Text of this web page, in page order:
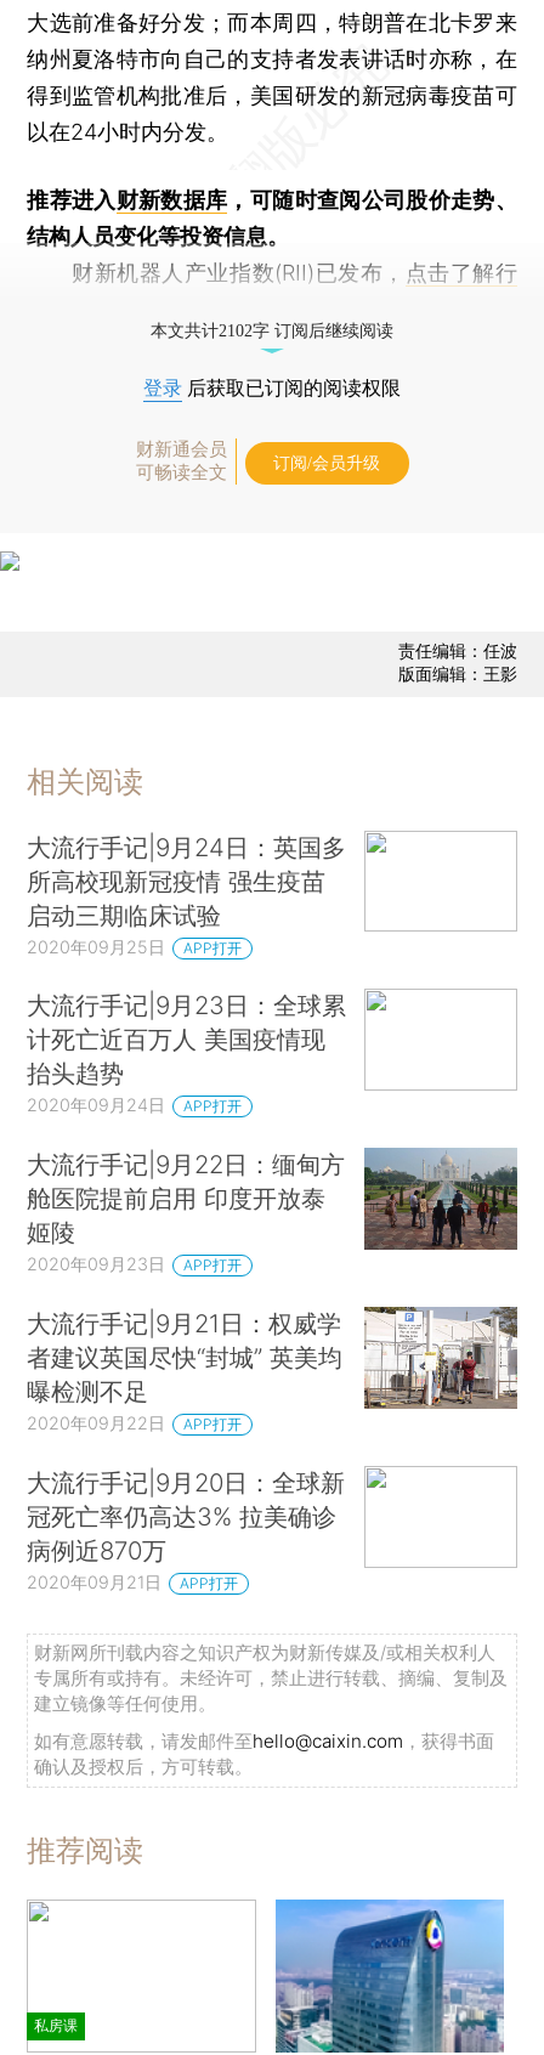
大选前准备好分发；而本周四，特朗普在北卡罗来
纳州夏洛特市向自己的支持者发表讲话时亦称，在
得到监管机构批准后，美国研发的新冠病毒疫苗可
以在24小时内分发。
推荐进入财新数据库 ，可随时查阅公司股价走势、
结构人员变化等投资信息。
财新机器人产业指数(RII)已发布， 点击了解行
本文共计2102字 订阅后继续阅读
登录 后获取已订阅的阅读权限
财新通会员
可畅读全文
订阅/会员升级
责任编辑：任波
版面编辑：王影
相关阅读
大流行手记|9月24日：英国多
所高校现新冠疫情 强生疫苗
启动三期临床试验
2020年09月25日 APP打开
大流行手记|9月23日：全球累
计死亡近百万人 美国疫情现
抬头趋势
2020年09月24日 APP打开
大流行手记|9月22日：缅甸方
舱医院提前启用 印度开放泰
姬陵
2020年09月23日 APP打开
大流行手记|9月21日：权威学
者建议英国尽快“封城” 英美均
曝检测不足
2020年09月22日 APP打开
大流行手记|9月20日：全球新
冠死亡率仍高达3% 拉美确诊
病例近870万
2020年09月21日 APP打开
财新网所刊载内容之知识产权为财新传媒及/或相关权利人
专属所有或持有。未经许可，禁止进行转载、摘编、复制及
建立镜像等任何使用。
如有意愿转载，请发邮件至hello@caixin.com ，获得书面
确认及授权后，方可转载。
推荐阅读
私房课